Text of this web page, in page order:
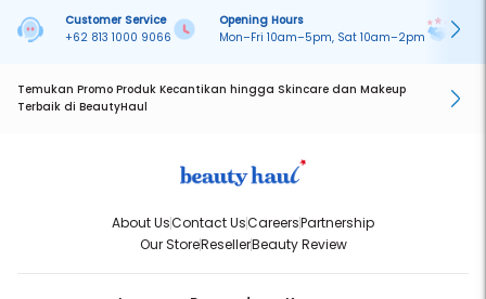
Customer Service
+62 813 1000 9066
Opening Hours
Mon–Fri 10am–5pm, Sat 10am–2pm
Temukan Promo Produk Kecantikan hingga Skincare dan Makeup
Terbaik di BeautyHaul
About UsContact UsCareersPartnership
Our StoreResellerBeauty Review